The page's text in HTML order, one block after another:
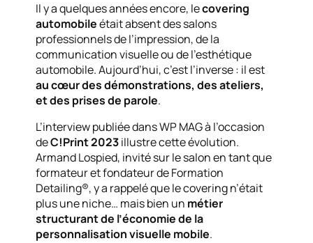
Il y a quelques années encore, lecovering
automobileétait absent des salons
professionnels de l’impression, de la
communication visuelle ou de l’esthétique
automobile. Aujourd’hui, c’est l’inverse : il est
au cœur des démonstrations, des ateliers,
et des prises de parole.
L’interview publiée dans WP MAG à l’occasion
deC!Print 2023illustre cette évolution.
Armand Lospied, invité sur le salon en tant que
formateur et fondateur de Formation
Detailing®, y a rappelé que le covering n’était
plus une niche… mais bien un métier
structurant de l’économie de la
personnalisation visuelle mobile.